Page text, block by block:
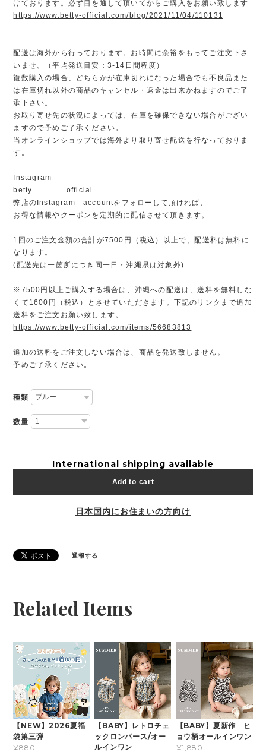
けております。必ず目を通して頂いてからご購入をお願い致します
https://www.betty-official.com/blog/2021/11/04/110131
配送は海外から行っております。お時間に余裕をもってご注文下さ
いませ。（平均発送目安：3-14日間程度）
複数購入の場合、どちらかが在庫切れになった場合でも不良品また
は在庫切れ以外の商品のキャンセル・返金は出来かねますのでご了
承下さい。
お取り寄せ先の状況によっては、在庫を確保できない場合がござい
ますので予めご了承ください。
当オンラインショップでは海外より取り寄せ配送を行なっておりま
す。
Instagram
betty_______official
弊店のInstagram accountをフォローして頂ければ、
お得な情報やクーポンを定期的に配信させて頂きます。
1回のご注文金額の合計が7500円（税込）以上で、配送料は無料に
なります。
(配送先は一箇所につき同一日・沖縄県は対象外)
※7500円以上ご購入する場合は、沖縄への配送は、送料を無料しな
くて1600円（税込）とさせていただきます。下記のリンクまで追加
送料をご注文お願い致します。
https://www.betty-official.com/items/56683813
追加の送料をご注文しない場合は、商品を発送致しません。
予めご了承ください。
種類
数量
International shipping available
Add to cart
日本国内にお住まいの方向け
通報する
Related Items
【NEW】2026夏福
袋第三弾
¥880
【BABY】レトロチェ
ックロンパース/オー
ルインワン
【BABY】夏新作 ヒ
ョウ柄オールインワン
¥1,880